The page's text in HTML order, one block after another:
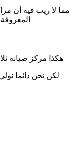
مما لا ريب فيه أن
هكذا مركز صيانه
لكن نحن دائما